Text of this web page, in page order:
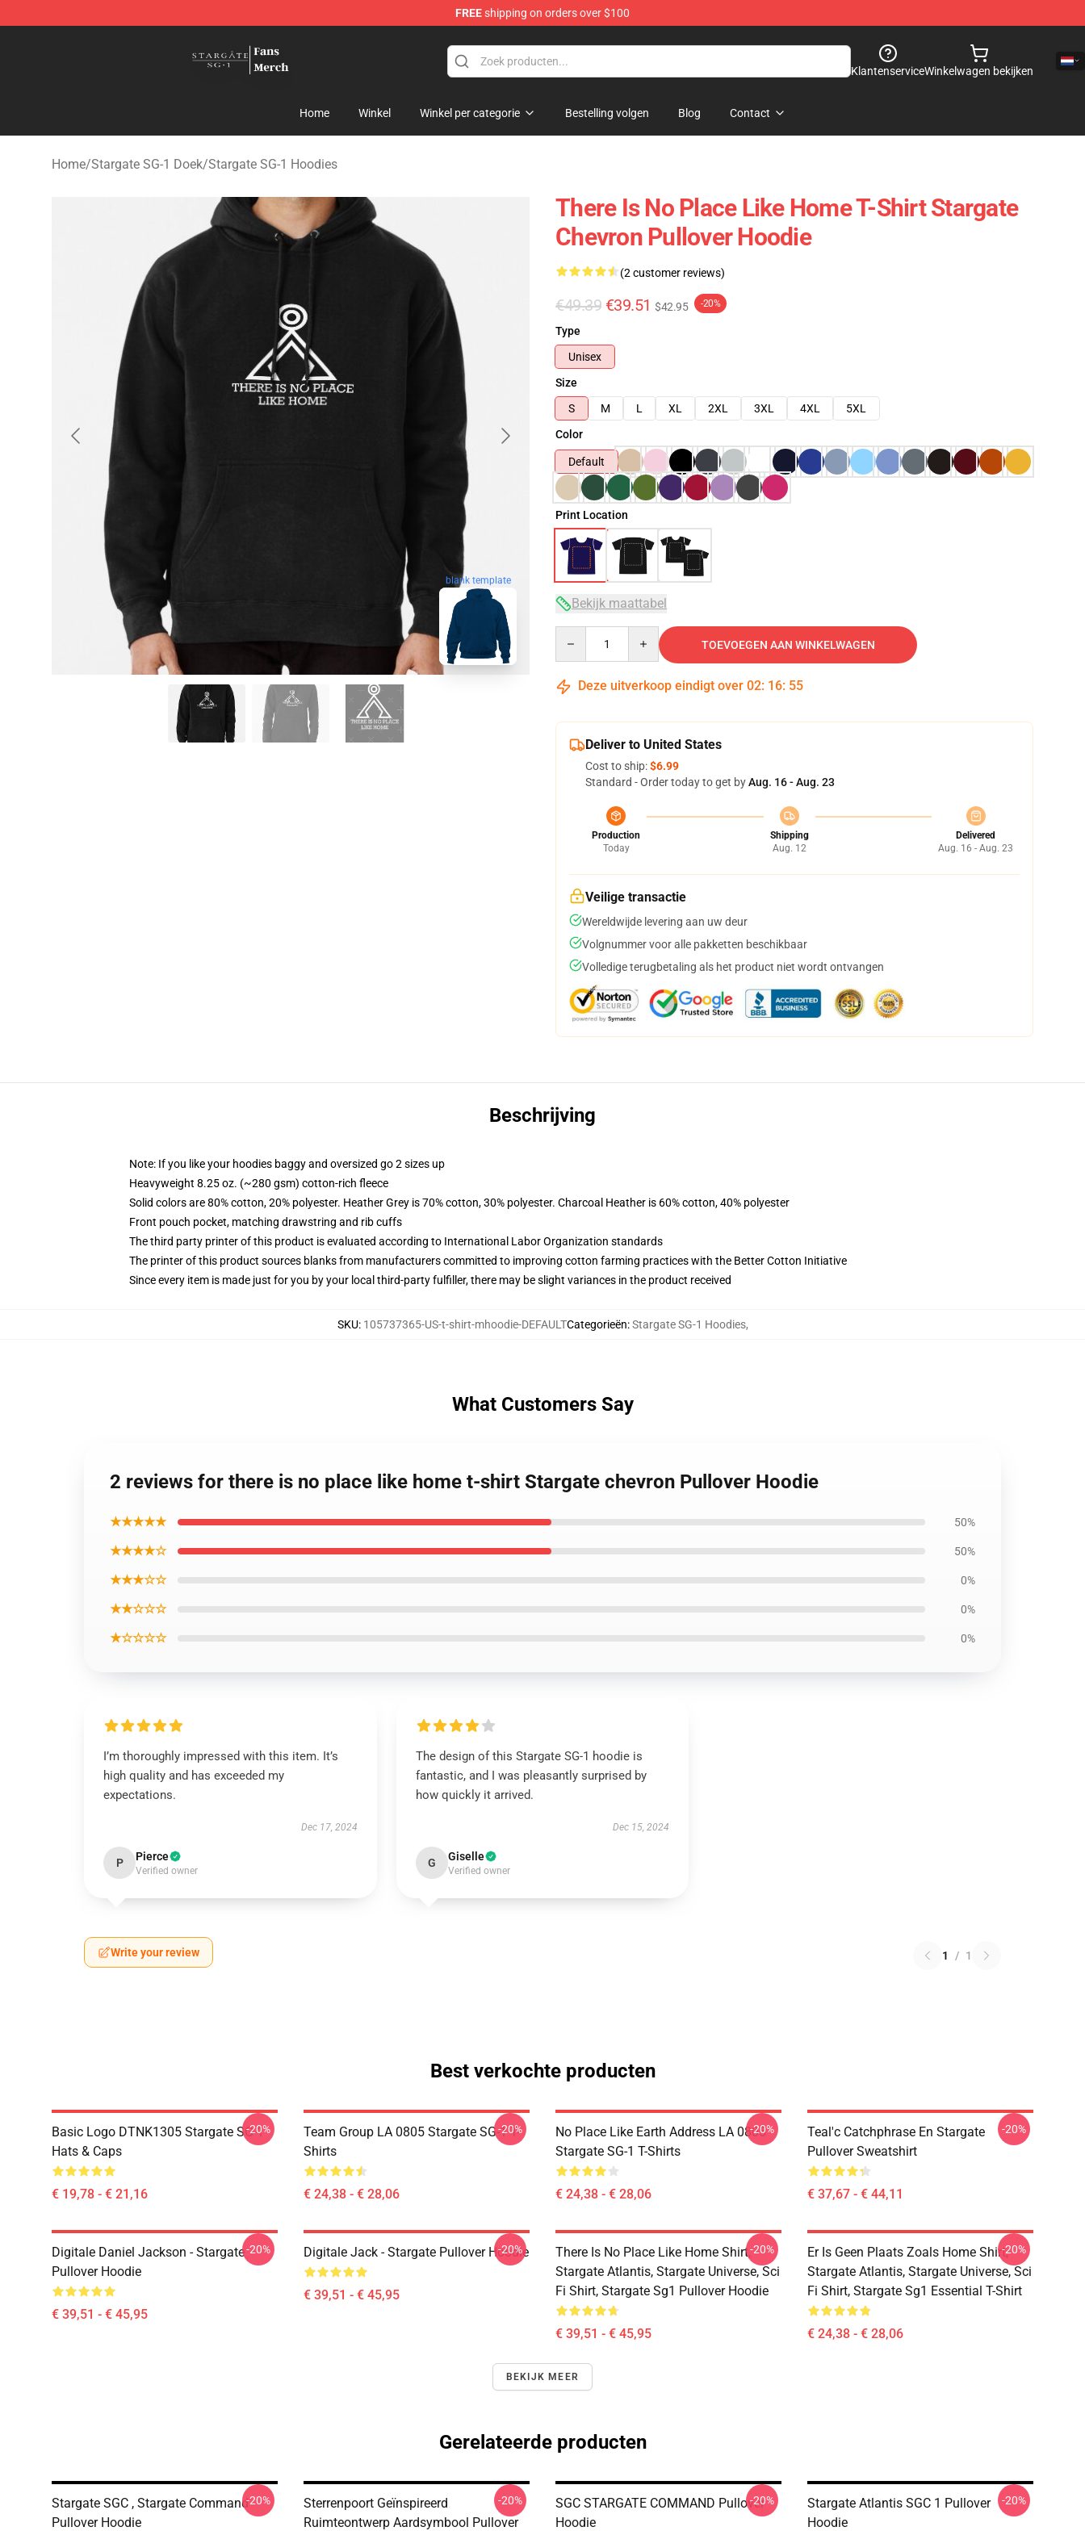
FREEshipping on orders over $100
KlantenserviceWinkelwagen bekijken
Home Winkel Winkel per categorie Bestelling volgen Blog Contact
Home/Stargate SG-1 Doek/Stargate SG-1 Hoodies
blank template
There Is No Place Like Home T-Shirt Stargate
Chevron Pullover Hoodie
(2 customer reviews)
€49.39 €39.51 $42.95 -20%
Type
Unisex
Size
S
M L XL 2XL 3XL 4XL
5XL
Color
Default
Print Location
Bekijk maattabel
TOEVOEGEN AAN WINKELWAGEN
Deze uitverkoop eindigt over 02: 16: 54
Deliver to United States
Cost to ship:$6.99
Standard - Order today to get byAug. 16 - Aug. 23
Production
Today
Shipping
Aug. 12
Delivered
Aug. 16 - Aug. 23
Veilige transactie
Wereldwijde levering aan uw deur
Volgnummer voor alle pakketten beschikbaar
Volledige terugbetaling als het product niet wordt ontvangen
Beschrijving
Note: If you like your hoodies baggy and oversized go 2 sizes up
Heavyweight 8.25 oz. (~280 gsm) cotton-rich fleece
Solid colors are 80% cotton, 20% polyester. Heather Grey is 70% cotton, 30% polyester. Charcoal Heather is 60% cotton, 40% polyester
Front pouch pocket, matching drawstring and rib cuffs
The third party printer of this product is evaluated according to International Labor Organization standards
The printer of this product sources blanks from manufacturers committed to improving cotton farming practices with the Better Cotton Initiative
Since every item is made just for you by your local third-party fulfiller, there may be slight variances in the product received
SKU: 105737365-US-t-shirt-mhoodie-DEFAULTCategorieën:Stargate SG-1 Hoodies,
What Customers Say
2 reviews for there is no place like home t-shirt Stargate chevron Pullover Hoodie
★★★★★ 50%
★★★★☆ 50%
★★★☆☆ 0%
★★☆☆☆ 0%
★☆☆☆☆ 0%
I’m thoroughly impressed with this item. It’s
high quality and has exceeded my
expectations.
Dec 17, 2024
P Pierce
Verified owner
The design of this Stargate SG-1 hoodie is
fantastic, and I was pleasantly surprised by
how quickly it arrived.
Dec 15, 2024
G Giselle
Verified owner
Write your review 1 / 1
Best verkochte producten
Basic Logo DTNK1305 Stargate SG-1
Hats & Caps
€ 19,78 - € 21,16
-20%
Team Group LA 0805 Stargate SG-1 T-
Shirts
€ 24,38 - € 28,06
-20%
No Place Like Earth Address LA 0805
Stargate SG-1 T-Shirts
€ 24,38 - € 28,06
-20%
Teal'c Catchphrase En Stargate
Pullover Sweatshirt
€ 37,67 - € 44,11
-20%
Digitale Daniel Jackson - Stargate
Pullover Hoodie
€ 39,51 - € 45,95
-20% Digitale Jack - Stargate Pullover Hoodie
€ 39,51 - € 45,95
-20%
There Is No Place Like Home Shirt,
Stargate Atlantis, Stargate Universe, Sci
Fi Shirt, Stargate Sg1 Pullover Hoodie
€ 39,51 - € 45,95
-20%
Er Is Geen Plaats Zoals Home Shirt,
Stargate Atlantis, Stargate Universe, Sci
Fi Shirt, Stargate Sg1 Essential T-Shirt
€ 24,38 - € 28,06
-20%
BEKIJK MEER
Gerelateerde producten
Stargate SGC , Stargate Command
Pullover Hoodie
-20%
Sterrenpoort Geïnspireerd
Ruimteontwerp Aardsymbool Pullover
-20%
SGC STARGATE COMMAND Pullover
Hoodie
-20%
Stargate Atlantis SGC 1 Pullover
Hoodie
-20%